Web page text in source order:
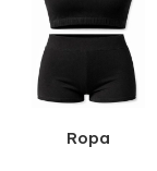
Ropa